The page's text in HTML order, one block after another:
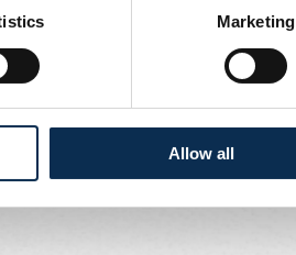
Marketing
Allow all
zal de club een